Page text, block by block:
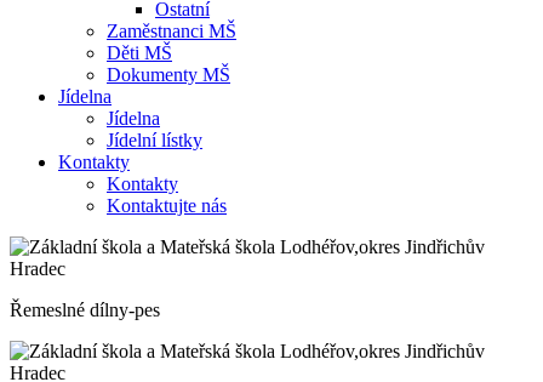
Ostatní
Zaměstnanci MŠ
Děti MŠ
Dokumenty MŠ
Jídelna
Jídelna
Jídelní lístky
Kontakty
Kontakty
Kontaktujte nás
Řemeslné dílny-pes